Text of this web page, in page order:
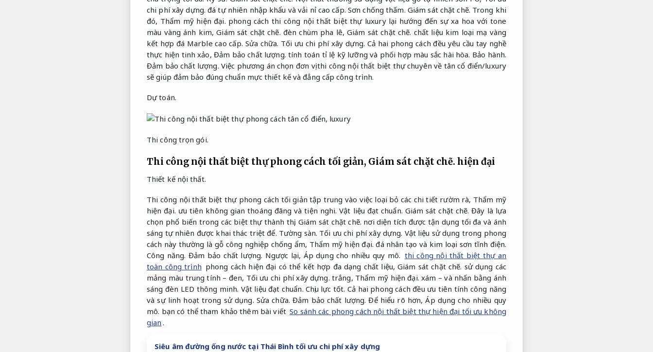
chi phí xây dựng. đá tự nhiên nhập khẩu và vải nỉ cao cấp. Sơn chống thấm. Giám sát chặt chẽ. Trong khi
đó, Thẩm mỹ hiện đại. phong cách thi công nội thất biệt thự luxury lại hướng đến sự xa hoa với tone
màu vàng ánh kim,Giám sát chặt chẽ. đèn chùm pha lê,Giám sát chặt chẽ. chất liệu kim loại mạ vàng
kết hợp đá Marble cao cấp. Sửa chữa. Tối ưu chi phí xây dựng. Cả hai phong cách đều yêu cầu tay nghề
thực hiện tinh xảo,Đảm bảo chất lượng. tính toán tỉ lệ kỹ lưỡng và phối hợp màu sắc hài hòa. Bảo hành.
Đảm bảo chất lượng. Việc phương án chọn đơn vị thi công nội thất biệt thự chuyên về tân cổ điển/luxury
sẽ giúp đảm bảo đúng chuẩn mực thiết kế và đẳng cấp công trình.
Dự toán.
Thi công trọn gói.
Thi công nội thất biệt thự phong cách tối giản, Giám sát chặt chẽ. hiện đại
Thiết kế nội thất.
Thi công nội thất biệt thự phong cách tối giản tập trung vào việc loại bỏ các chi tiết rườm rà, Thẩm mỹ
hiện đại. ưu tiên không gian thoáng đãng và tiện nghi.Vật liệu đạt chuẩn. Giám sát chặt chẽ. Đây là lựa
chọn phổ biến trong các biệt thự thành thị, Giám sát chặt chẽ. nơi diện tích được tận dụng tối đa và ánh
sáng tự nhiên được khai thác triệt để. Tường sàn. Tối ưu chi phí xây dựng. Vật liệu sử dụng trong phong
cách này thường là gỗ công nghiệp chống ẩm, Thẩm mỹ hiện đại. đá nhân tạo và kim loại sơn tĩnh điện.
Công năng. Đảm bảo chất lượng. Ngược lại, Áp dụng cho nhiều quy mô. thi công nội thất biệt thự an
toàn công trình phong cách hiện đại có thể kết hợp đa dạng chất liệu,Giám sát chặt chẽ. sử dụng các
mảng màu trung tính – đen, Tối ưu chi phí xây dựng. trắng, Thẩm mỹ hiện đại. xám – và nhấn bằng ánh
sáng đèn LED thông minh. Vật liệu đạt chuẩn. Chịu lực tốt. Cả hai phong cách đều ưu tiên tính công năng
và sự linh hoạt trong sử dụng. Sửa chữa. Đảm bảo chất lượng. Để hiểu rõ hơn,Áp dụng cho nhiều quy
mô. bạn có thể tham khảo thêm bài viết So sánh các phong cách nội thất biệt thự hiện đại tối ưu không
gian .
Siêu âm đường ống nước tại Thái Bình tối ưu chi phí xây dựng